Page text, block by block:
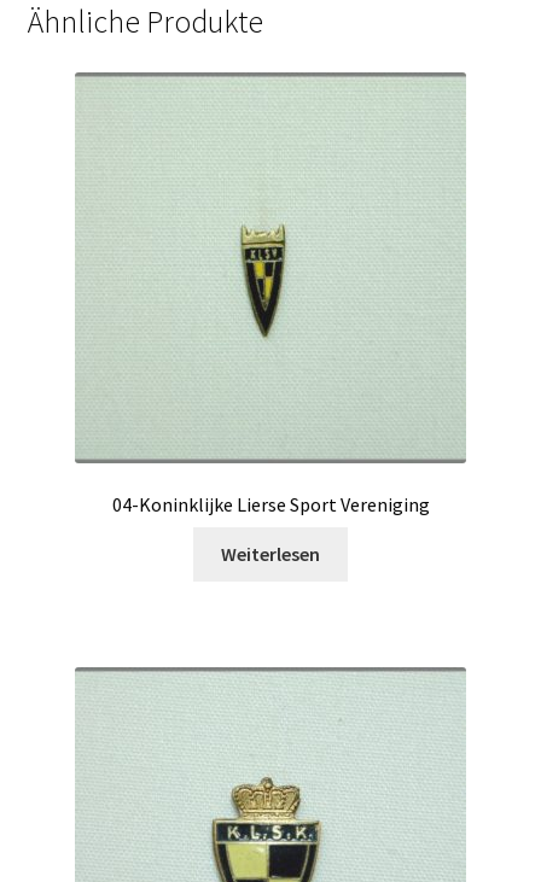
Ähnliche Produkte
04-Koninklijke Lierse Sport Vereniging
Weiterlesen